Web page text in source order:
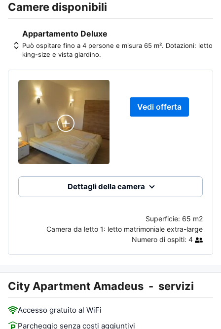
Camere disponibili
Appartamento Deluxe
Può ospitare fino a 4 persone e misura 65 m². Dotazioni: letto
king-size e vista giardino.
Vedi offerta
Dettagli della camera
Superficie: 65 m2
Camera da letto 1: letto matrimoniale extra-large
Numero di ospiti: 4
City Apartment Amadeus - servizi
Accesso gratuito al WiFi
Parcheggio senza costi aggiuntivi